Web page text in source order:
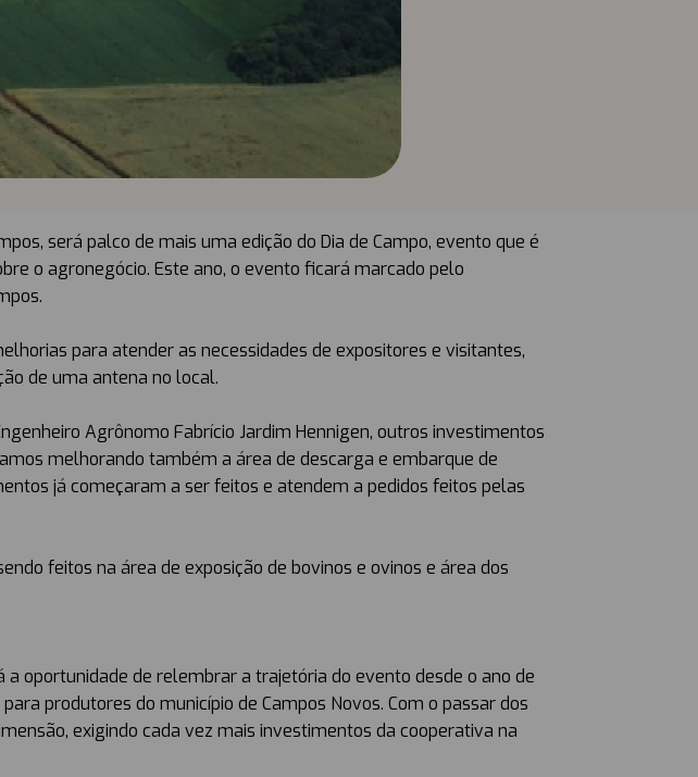
será palco de mais uma edição do Dia de Campo, evento que é
o agronegócio. Este ano, o evento ficará marcado pelo
para atender as necessidades de expositores e visitantes,
de uma antena no local.
Agrônomo Fabrício Jardim Hennigen, outros investimentos
melhorando também a área de descarga e embarque de
já começaram a ser feitos e atendem a pedidos feitos pelas
feitos na área de exposição de bovinos e ovinos e área dos
a oportunidade de relembrar a trajetória do evento desde o ano de
produtores do município de Campos Novos. Com o passar dos
exigindo cada vez mais investimentos da cooperativa na